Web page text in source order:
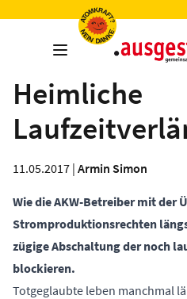
Heimliche
11.05.2017 | Armin Simon
Wie die AKW-Betreiber mit der
Stromproduktionsrechten
zügige Abschaltung der noch
blockieren.
Totgeglaubte leben manchmal